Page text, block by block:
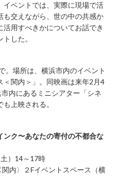
イベントでは、実際に現場で活
も交えながら、世の中の共感か
活用すべきかについてお話でき
した。
。場所は、横浜市内のイベント
＜関内＞」。同映画は来年2月4
内にあるミニシアター「シネ
上映される。
ンク〜あなたの寄付の不都合な
）14～17時
内〉２Fイベントスペース（横